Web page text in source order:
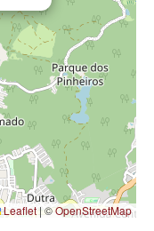
Leaflet|©OpenStreetMap